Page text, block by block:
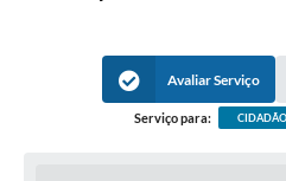
Avaliar Serviço
Serviço para: CIDADÃO